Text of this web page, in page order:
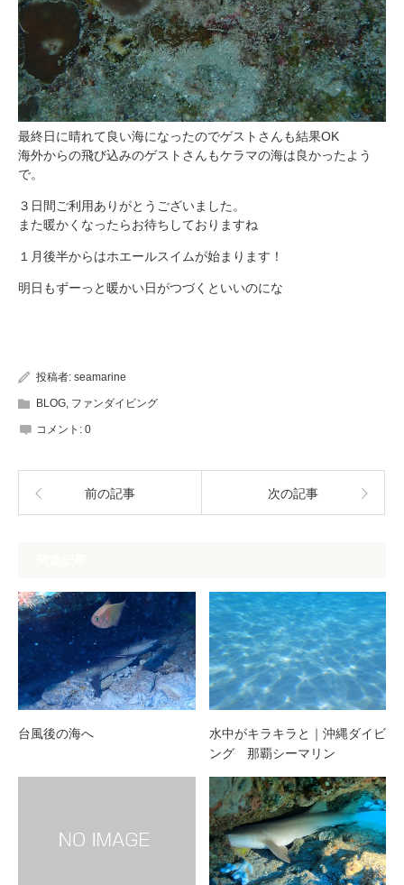
最終日に晴れて良い海になったのでゲストさんも結果OK
海外からの飛び込みのゲストさんもケラマの海は良かったよう
で。
３日間ご利用ありがとうございました。
また暖かくなったらお待ちしておりますね
１月後半からはホエールスイムが始まります！
明日もずーっと暖かい日がつづくといいのにな
投稿者: seamarine
BLOG, ファンダイビング
コメント: 0
前の記事 次の記事
台風後の海へ
水中がキラキラと｜沖縄ダイビ
ング 那覇シーマリン